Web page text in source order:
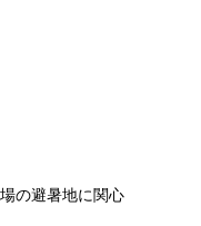
の避暑地に関心